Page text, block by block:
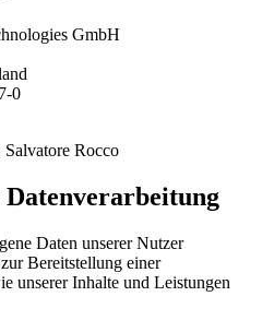
GmbH
0
Rocco
Datenverarbeitung
Daten unserer Nutzer
Bereitstellung einer
unserer Inhalte und Leistungen